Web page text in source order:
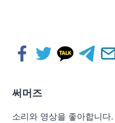
써머즈
소리와 영상을 좋아합니